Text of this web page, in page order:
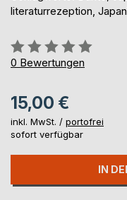
literaturrezeption,
Bewertung::
0%
0 Bewertungen
15,00 €
inkl. MwSt. / portofrei
sofort verfügbar
IN